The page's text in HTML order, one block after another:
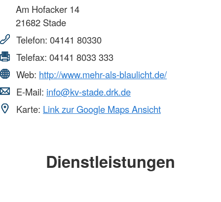
Am Hofacker 14
21682 Stade
Telefon: 04141 80330
Telefax: 04141 8033 333
Web: http://www.mehr-als-blaulicht.de/
E-Mail: info@kv-stade.drk.de
Karte: Link zur Google Maps Ansicht
Dienstleistungen